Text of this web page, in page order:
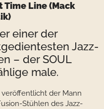
Time Line(Mack
einer der
Jazz-
– der SOUL
male.
der Mann
Stühlen des Jazz-